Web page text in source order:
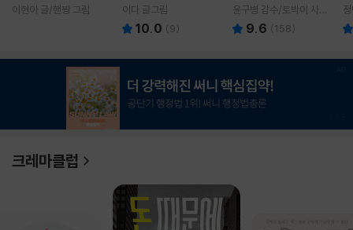
이현아 글/핸짱 그림 이다 글그림
10.0 (9)
윤구병 감수/토박이 사전
편찬실 편
9.6 (158)
크레마클럽